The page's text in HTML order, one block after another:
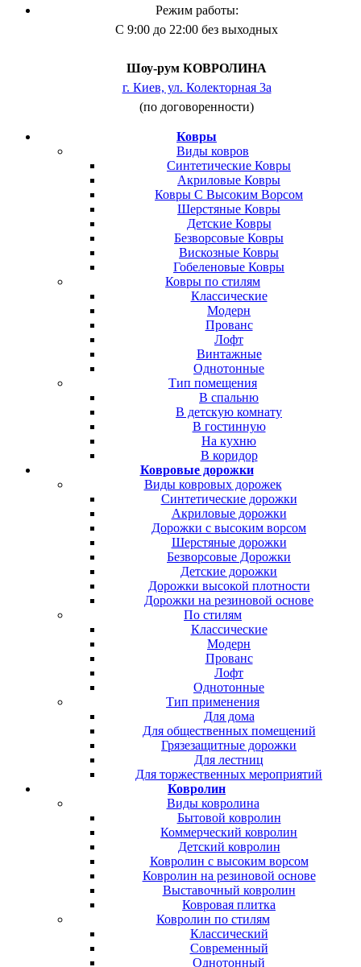
Режим работы:
С 9:00 до 22:00 без выходных
Шоу-рум КОВРОЛИНА
г. Киев, ул. Колекторная 3а
(по договоренности)
Ковры
Виды ковров
Синтетические Ковры
Акриловые Ковры
Ковры С Высоким Ворсом
Шерстяные Ковры
Детские Ковры
Безворсовые Ковры
Вискозные Ковры
Гобеленовые Ковры
Ковры по стилям
Классические
Модерн
Прованс
Лофт
Винтажные
Однотонные
Тип помещения
В спальню
В детскую комнату
В гостинную
На кухню
В коридор
Ковровые дорожки
Виды ковровых дорожек
Синтетические дорожки
Акриловые дорожки
Дорожки с высоким ворсом
Шерстяные дорожки
Безворсовые Дорожки
Детские дорожки
Дорожки высокой плотности
Дорожки на резиновой основе
По стилям
Классические
Модерн
Прованс
Лофт
Однотонные
Тип применения
Для дома
Для общественных помещений
Грязезащитные дорожки
Для лестниц
Для торжественных мероприятий
Ковролин
Виды ковролина
Бытовой ковролин
Коммерческий ковролин
Детский ковролин
Ковролин с высоким ворсом
Ковролин на резиновой основе
Выставочный ковролин
Ковровая плитка
Ковролин по стилям
Классический
Современный
Однотонный